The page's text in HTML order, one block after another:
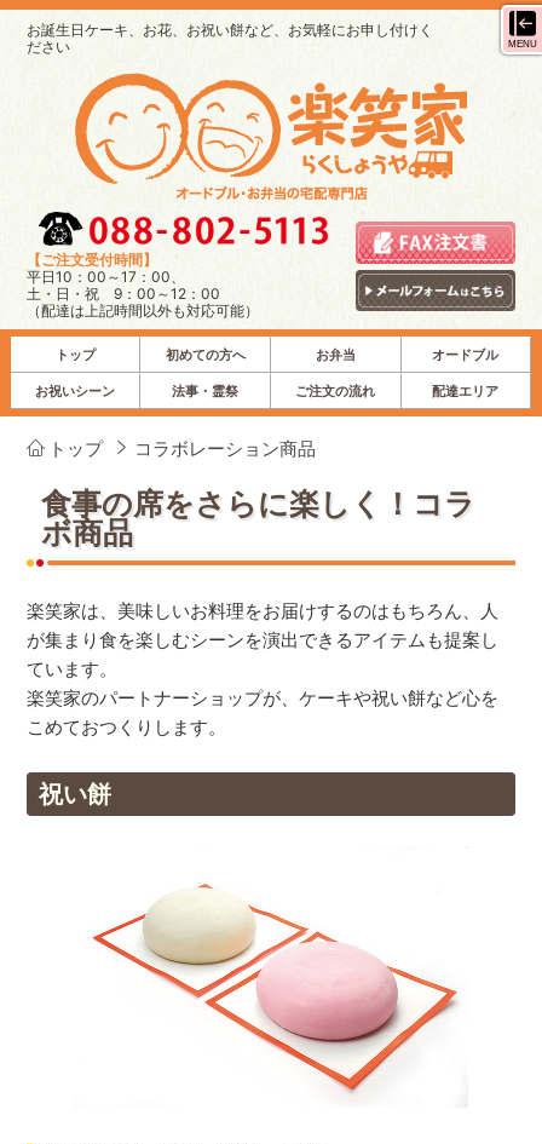
お誕生日ケーキ、お花、お祝い餅など、お気軽にお申し付けく
ださい
【ご注文受付時間】
平日10：00～17：00、
土・日・祝 9：00～12：00
（配達は上記時間以外も対応可能）
MENU
トップ 初めての方へ お弁当 オードブル
お祝いシーン 法事・霊祭 ご注文の流れ 配達エリア
トップ コラボレーション商品
食事の席をさらに楽しく！コラ
ボ商品
楽笑家は、美味しいお料理をお届けするのはもちろん、人
が集まり食を楽しむシーンを演出できるアイテムも提案し
ています。
楽笑家のパートナーショップが、ケーキや祝い餅など心を
こめておつくりします。
祝い餅